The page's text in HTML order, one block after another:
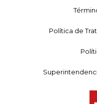
Política de